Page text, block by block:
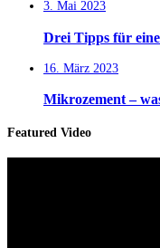
3. Mai 2023
Drei Tipps für
16. März 2023
Mikrozement –
Featured Video